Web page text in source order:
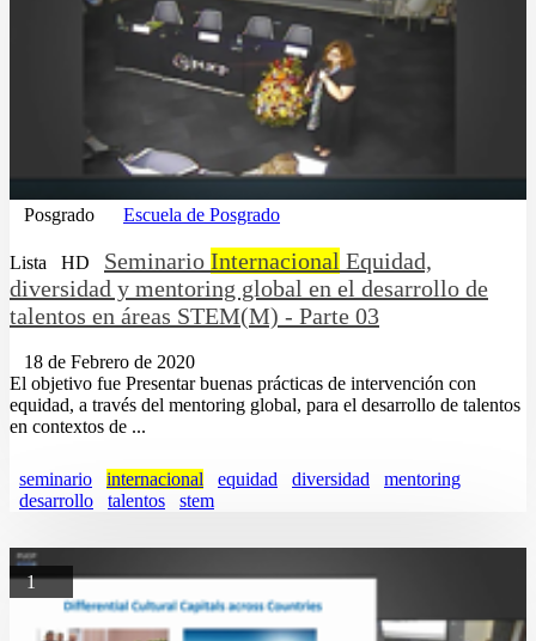
Posgrado Escuela de Posgrado
Lista HD Seminario Internacional Equidad,
diversidad y mentoring global en el desarrollo de
talentos en áreas STEM(M) - Parte 03
18 de Febrero de 2020
El objetivo fue Presentar buenas prácticas de intervención con
equidad, a través del mentoring global, para el desarrollo de talentos
en contextos de ...
seminario internacional equidad diversidad
mentoring
desarrollo
talentos stem
1